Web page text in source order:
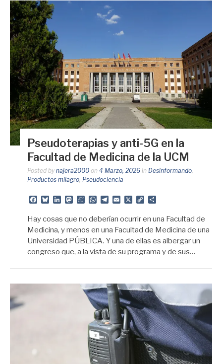
Pseudoterapias y anti-5G en la
Facultad de Medicina de la UCM
Posted by najera2000 on 4 Marzo, 2026 in Desinformando
Productos milagro Pseudociencia
Facebook
BlueskyLinkedIn
Mastodon
Meneame
WhatsApp
Telegram
Email
X
Copy
Hay cosas que no deberían ocurrir en una Facultad de
Medicina, y menos en una Facultad de Medicina de una
Universidad PÚBLICA. Y una de ellas es albergar un
congreso que, a la vista de su programa y de sus…